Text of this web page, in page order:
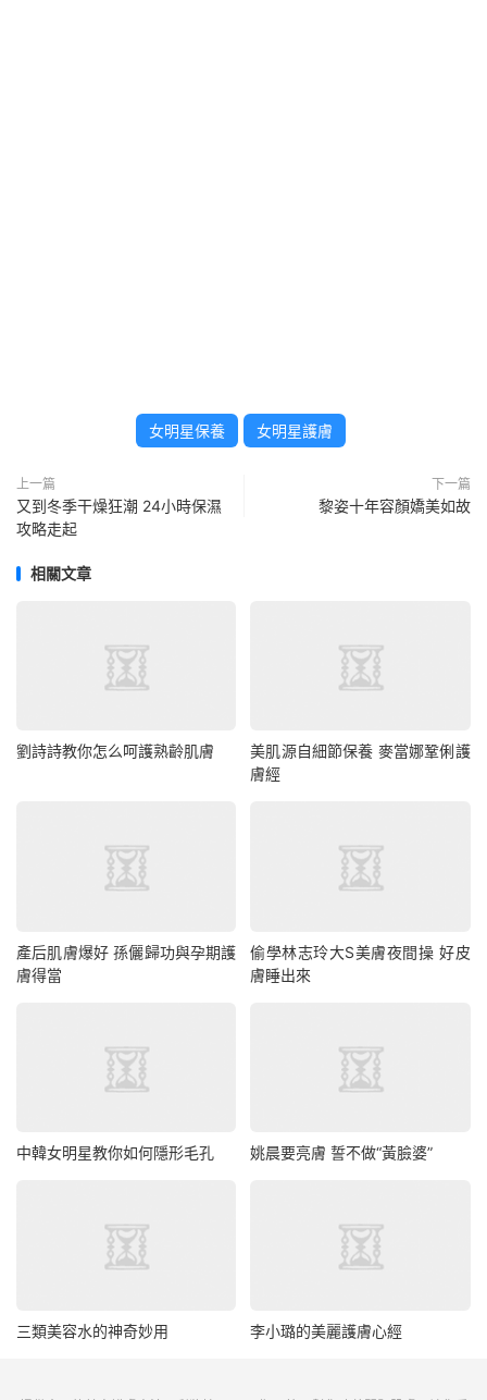
女明星保養 女明星護膚
上一篇
又到冬季干燥狂潮 24小時保濕
攻略走起
下一篇
黎姿十年容顏嬌美如故
相關文章
劉詩詩教你怎么呵護熟齡肌膚
美肌源自細節保養 麥當娜鞏俐護
膚經
產后肌膚爆好 孫儷歸功與孕期護
膚得當
偷學林志玲大S美膚夜間操 好皮
膚睡出來
中韓女明星教你如何隱形毛孔 姚晨要亮膚 誓不做“黃臉婆”
三類美容水的神奇妙用 李小璐的美麗護膚心經